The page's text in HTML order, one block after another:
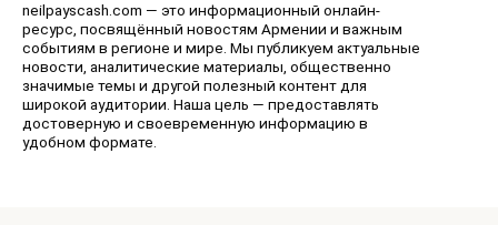
neilpayscash.com — это информационный онлайн-
ресурс, посвящённый новостям Армении и важным
событиям в регионе и мире. Мы публикуем актуальные
новости, аналитические материалы, общественно
значимые темы и другой полезный контент для
широкой аудитории. Наша цель — предоставлять
достоверную и своевременную информацию в
удобном формате.